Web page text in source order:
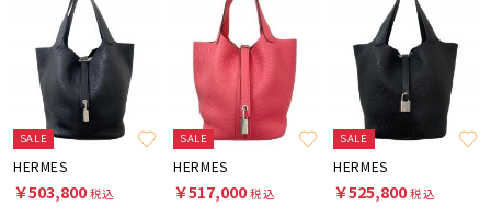
SALE
HERMES
￥503,800税込
SALE
HERMES
￥517,000税込
SALE
HERMES
￥525,800税込